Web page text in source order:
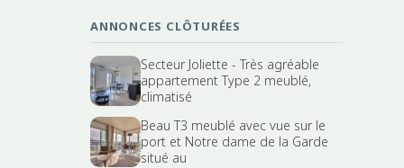
ANNONCES CLÔTURÉES
Secteur Joliette - Très agréable
appartement Type 2 meublé,
climatisé
Beau T3 meublé avec vue sur le
port et Notre dame de la Garde
situé au